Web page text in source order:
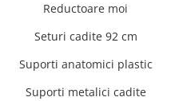
Reductoare moi
Seturi cadite 92 cm
Suporti anatomici plastic
Suporti metalici cadite